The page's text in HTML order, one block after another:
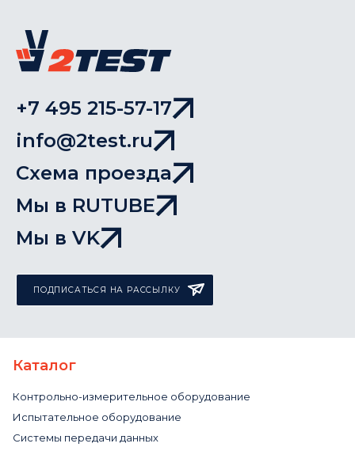
+7 495 215-57-17
info@2test.ru
Схема проезда
Мы в RUTUBE
Мы в VK
ПОДПИСАТЬСЯ НА РАССЫЛКУ
Каталог
Контрольно-измерительное оборудование
Испытательное оборудование
Системы передачи данных